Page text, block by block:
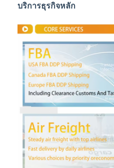
บ้าน
ผลิตภัณฑ์
เกี่ยวกับเรา
ทัวร์โรงงาน
ควบคุมคุณภาพ
ติดต่อเรา
พูดคุยกันตอนนี้
บริการธุรกิจหลัก